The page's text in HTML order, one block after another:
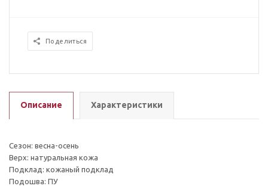
Поделиться
Описание Характеристики
Сезон: весна-осень
Верх: натуральная кожа
Подклад: кожаный подклад
Подошва: ПУ